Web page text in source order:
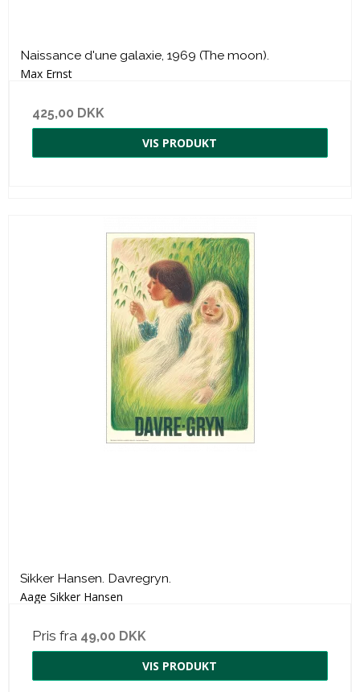
Naissance d'une galaxie, 1969 (The moon).
Max Ernst
425,00 DKK
VIS PRODUKT
Sikker Hansen. Davregryn.
Aage Sikker Hansen
Pris fra 49,00 DKK
VIS PRODUKT